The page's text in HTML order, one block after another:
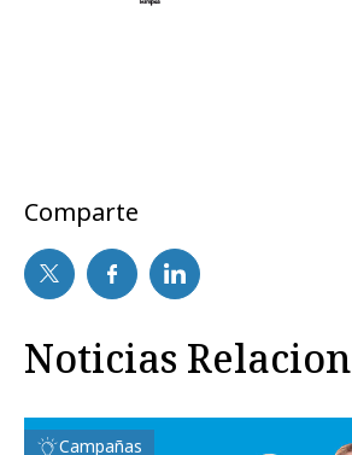
Comparte
Noticias
Campañas